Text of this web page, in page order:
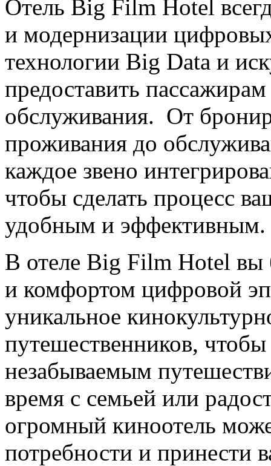
Отель Big Film Hotel
и модернизации
технологии Big Data и
предоставить
обслуживания. От
проживания до
каждое звено
чтобы сделать процесс
удобным и эффективным.
В отеле Big Film Hotel вы
и комфортом цифровой
уникальное
путешественников, чтобы
незабываемым
время с семьей или
огромный киноотель
потребности и принести